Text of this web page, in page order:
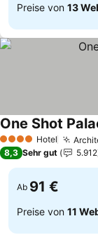
Preise von 13
4 Sterne Hotel
One Shot
8,3 Sehr gut 5.912
Ab 91 €
Preise von 11